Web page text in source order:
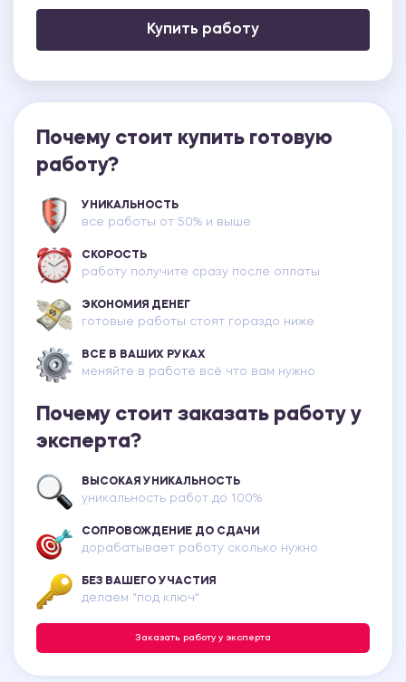
Купить работу
Почему стоит купить готовую
работу?
УНИКАЛЬНОСТЬ
все работы от 50% и выше
СКОРОСТЬ
работу получите сразу после оплаты
ЭКОНОМИЯ ДЕНЕГ
готовые работы стоят гораздо ниже
ВСЕ В ВАШИХ РУКАХ
меняйте в работе всё что вам нужно
Почему стоит заказать работу у
эксперта?
ВЫСОКАЯ УНИКАЛЬНОСТЬ
уникальность работ до 100%
СОПРОВОЖДЕНИЕ ДО СДАЧИ
дорабатывает работу сколько нужно
БЕЗ ВАШЕГО УЧАСТИЯ
делаем "под ключ"
Заказать работу у эксперта